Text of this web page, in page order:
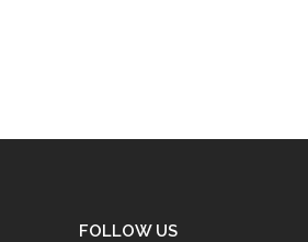
FOLLOW US